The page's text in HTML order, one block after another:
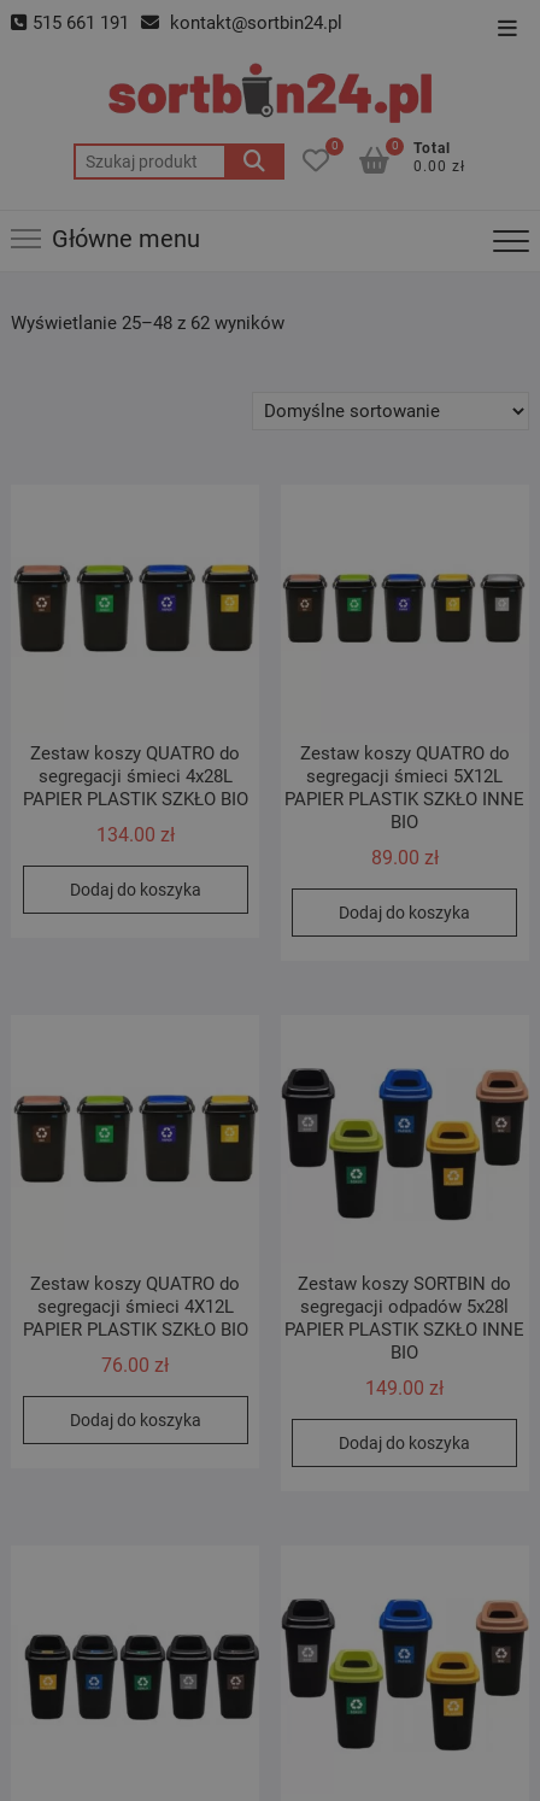
Skip 515 661 191 kontakt@sortbin24.pl
Szukaj:
0
Total
0.00 zł
0
Główne menu
Wyświetlanie 25–48 z 62 wyników
Zestaw koszy QUATRO do
segregacji śmieci 4x28L
PAPIER PLASTIK SZKŁO BIO
134.00 zł
Dodaj do koszyka
Zestaw koszy QUATRO do
segregacji śmieci 5X12L
PAPIER PLASTIK SZKŁO INNE
BIO
89.00 zł
Dodaj do koszyka
Zestaw koszy QUATRO do
segregacji śmieci 4X12L
PAPIER PLASTIK SZKŁO BIO
76.00zł
Dodaj do koszyka
Zestaw koszy SORTBIN do
segregacji odpadów 5x28l
PAPIER PLASTIK SZKŁO INNE
BIO
149.00zł
Dodaj do koszyka